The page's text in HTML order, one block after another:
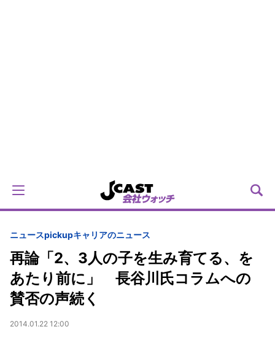
ニュースpickupキャリアのニュース
再論「2、3人の子を生み育てる、を
あたり前に」 長谷川氏コラムへの
賛否の声続く
2014.01.22 12:00